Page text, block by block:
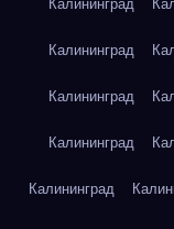
Калининград
Калининград
Калининград
Калининград
Калининград